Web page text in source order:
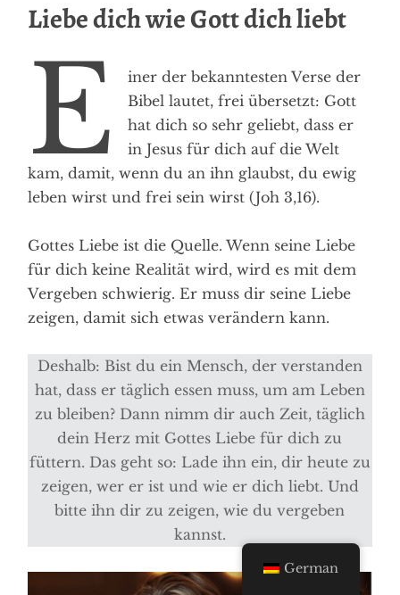
Liebe dich wie Gott dich liebt
E
iner der bekanntesten Verse der
Bibel lautet, frei übersetzt: Gott
hat dich so sehr geliebt, dass er
in Jesus für dich auf die Welt
kam, damit, wenn du an ihn glaubst, du ewig
leben wirst und frei sein wirst (Joh 3,16).
Gottes Liebe ist die Quelle. Wenn seine Liebe
für dich keine Realität wird, wird es mit dem
Vergeben schwierig. Er muss dir seine Liebe
zeigen, damit sich etwas verändern kann.
Deshalb: Bist du ein Mensch, der verstanden
hat, dass er täglich essen muss, um am Leben
zu bleiben? Dann nimm dir auch Zeit, täglich
dein Herz mit Gottes Liebe für dich zu
füttern. Das geht so: Lade ihn ein, dir heute zu
zeigen, wer er ist und wie er dich liebt. Und
bitte ihn dir zu zeigen, wie du vergeben
kannst.
German